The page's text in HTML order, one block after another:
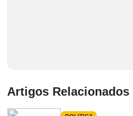
Artigos Relacionados